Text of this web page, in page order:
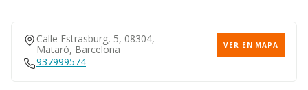
Calle Estrasburg, 5, 08304,
Mataró, Barcelona
VER EN MAPA
937999574